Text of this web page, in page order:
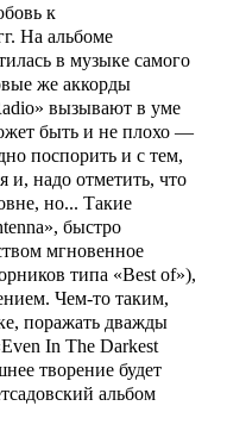
к
На альбоме
в музыке самого
же аккорды
вызывают в уме
быть и не плохо —
поспорить и с тем,
и, надо отметить, что
но... Такие
быстро
мгновенное
типа «Best of»),
Чем-то таким,
поражать дважды
In The Darkest
творение будет
альбом